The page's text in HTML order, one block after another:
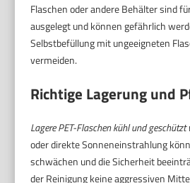
Flaschen oder andere Behälter sind
ausgelegt und können gefährlich
Selbstbefüllung mit ungeeigneten
vermeiden.
Richtige Lagerung und
Lagere PET-Flaschen kühl und geschützt
oder direkte Sonneneinstrahlung
schwächen und die Sicherheit
der Reinigung keine aggressiven